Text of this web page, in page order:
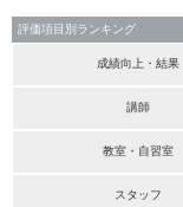
評価項目別ランキング
成績向上・結果
講師
教室・自習室
スタッフ